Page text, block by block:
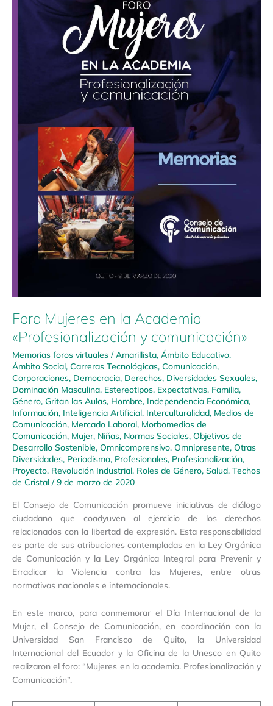
Foro Mujeres en la Academia
«Profesionalización y comunicación»
Memorias foros virtuales /Amarillista, Ámbito Educativo,
Ámbito Social, Carreras Tecnológicas, Comunicación,
Corporaciones, Democracia, Derechos, Diversidades Sexuales,
Dominación Masculina, Estereotipos, Expectativas, Familia,
Género, Gritan las Aulas, Hombre, Independencia Económica,
Información, Inteligencia Artificial, Interculturalidad, Medios de
Comunicación, Mercado Laboral, Morbomedios de
Comunicación, Mujer, Niñas, Normas Sociales, Objetivos de
Desarrollo Sostenible, Omnicomprensivo, Omnipresente, Otras
Diversidades, Periodismo, Profesionales, Profesionalización,
Proyecto, Revolución Industrial, Roles de Género, Salud, Techos
de Cristal /9 de marzo de 2020
El Consejo de Comunicación promueve iniciativas de diálogo
ciudadano que coadyuven al ejercicio de los derechos
relacionados con la libertad de expresión. Esta responsabilidad
es parte de sus atribuciones contempladas en la Ley Orgánica
de Comunicación y la Ley Orgánica Integral para Prevenir y
Erradicar la Violencia contra las Mujeres, entre otras
normativas nacionales e internacionales.
En este marco, para conmemorar el Día Internacional de la
Mujer, el Consejo de Comunicación, en coordinación con la
Universidad San Francisco de Quito, la Universidad
Internacional del Ecuador y la Oficina de la Unesco en Quito
realizaron el foro: “Mujeres en la academia. Profesionalización y
Comunicación”.
Academia
«Profesionalización
comunicación»